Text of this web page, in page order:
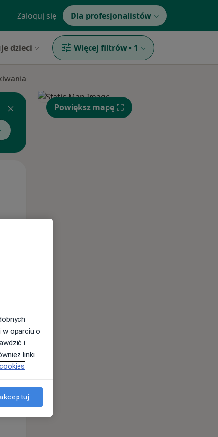
Zaloguj się Dla profesjonalistów
dzieci Więcej filtrów • 1
Pon,
10 Sie
Powiększ mapę
w oparciu o
i
linki